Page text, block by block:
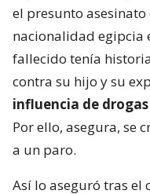
el presunto
nacionalidad egipcia
fallecido tenía
contra su hijo y su
influencia de
Por ello, asegura, se
a un paro.
Así lo aseguró tras el